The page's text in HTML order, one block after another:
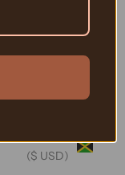
(USD $)